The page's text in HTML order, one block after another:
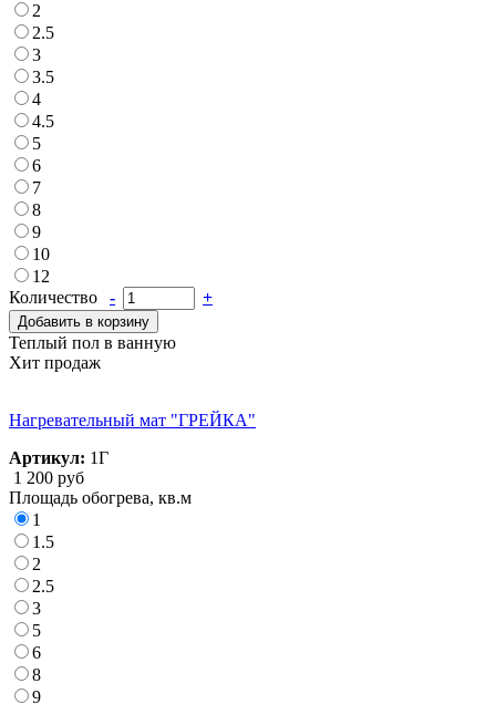
2
2.5
3
3.5
4
4.5
5
6
7
8
9
10
12
Количество
- +
Добавить в корзину
Теплый пол в ванную
Хит продаж
Нагревательный мат "ГРЕЙКА"
Артикул: 1Г
1 200 руб
Площадь обогрева, кв.м
1
1.5
2
2.5
3
5
6
8
9